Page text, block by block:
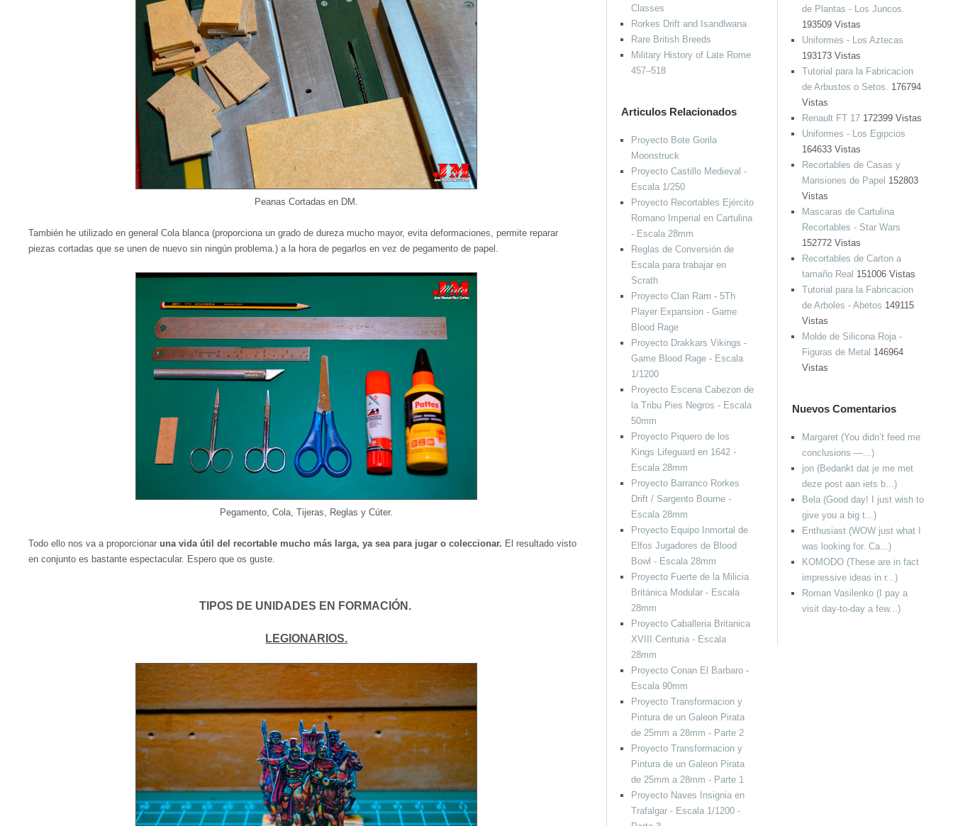
Peanas Cortadas en DM.
También he utilizado en general Cola blanca (proporciona un grado de dureza mucho mayor, evita deformaciones, permite reparar
piezas cortadas que se unen de nuevo sin ningún problema.) a la hora de pegarlos en vez de pegamento de papel.
Pegamento, Cola, Tijeras, Reglas y Cúter.
Todo ello nos va a proporcionar una vida útil del recortable mucho más larga, ya sea para jugar o coleccionar. El resultado visto
en conjunto es bastante espectacular. Espero que os guste.
TIPOS DE UNIDADES EN FORMACIÓN.
LEGIONARIOS.
de Plantas - Los Juncos.
193509 Vistas
Uniformes - Los Aztecas
193173 Vistas
Tutorial para la Fabricacion
de Arbustos o Setos. 176794
Vistas
Renault FT 17172399 Vistas
Uniformes - Los Egipcios
164633 Vistas
Recortables de Casas y
Mansiones de Papel 152803
Vistas
Mascaras de Cartulina
Recortables - Star Wars
152772 Vistas
Recortables de Carton a
tamaño Real 151006 Vistas
Tutorial para la Fabricacion
de Arboles - Abetos 149115
Vistas
Molde de Silicona Roja -
Figuras de Metal 146964
Vistas
Nuevos Comentarios
Margaret (You didn’t feed me
conclusions —...)
jon (Bedankt dat je me met
deze post aan iets b...)
Bela (Good day! I just wish to
give you a big t...)
Enthusiast (WOW just what I
was looking for. Ca...)
KOMODO (These are in fact
impressive ideas in r...)
Roman Vasilenko (I pay a
visit day-to-day a few...)
Classes
Rorkes Drift and Isandlwana
Rare British Breeds
Military History of Late Rome
457–518
Articulos Relacionados
Proyecto Bote Gorila
Moonstruck
Proyecto Castillo Medieval -
Escala 1/250
Proyecto Recortables Ejército
Romano Imperial en Cartulina
- Escala 28mm
Reglas de Conversión de
Escala para trabajar en
Scrath
Proyecto Clan Ram - 5Th
Player Expansion - Game
Blood Rage
Proyecto Drakkars Vikings -
Game Blood Rage - Escala
1/1200
Proyecto Escena Cabezon de
la Tribu Pies Negros - Escala
50mm
Proyecto Piquero de los
Kings Lifeguard en 1642 -
Escala 28mm
Proyecto Barranco Rorkes
Drift / Sargento Bourne -
Escala 28mm
Proyecto Equipo Inmortal de
Elfos Jugadores de Blood
Bowl - Escala 28mm
Proyecto Fuerte de la Milicia
Británica Modular - Escala
28mm
Proyecto Caballeria Britanica
XVIII Centuria - Escala
28mm
Proyecto Conan El Barbaro -
Escala 90mm
Proyecto Transformacion y
Pintura de un Galeon Pirata
de 25mm a 28mm - Parte 2
Proyecto Transformacion y
Pintura de un Galeon Pirata
de 25mm a 28mm - Parte 1
Proyecto Naves Insignia en
Trafalgar - Escala 1/1200 -